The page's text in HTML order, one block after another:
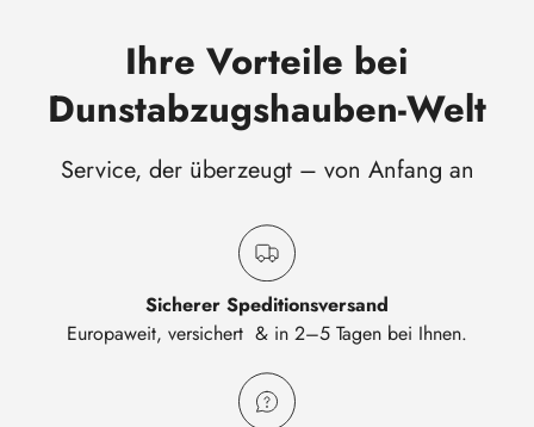
Ihre Vorteile bei
Dunstabzugshauben-Welt
Service, der überzeugt – von Anfang an
Sicherer Speditionsversand
Europaweit, versichert & in 2–5 Tagen bei Ihnen.